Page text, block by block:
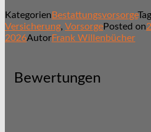
Kategorien Bestattungsvorsorge
Versicherung, VorsorgePosted on
2026AutorFrank Willenbücher
Bewertungen